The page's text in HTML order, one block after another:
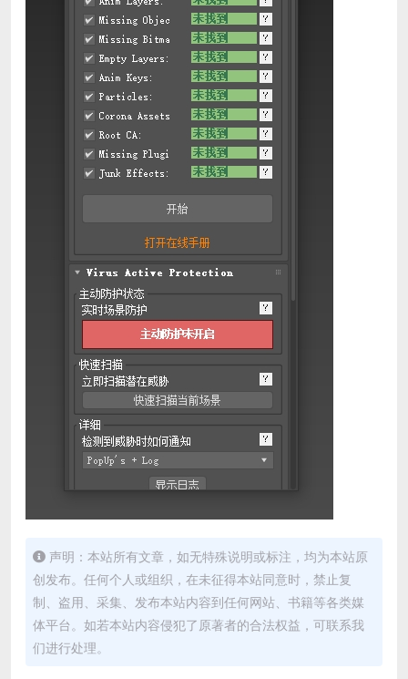
声明：本站所有文章，如无特殊说明或标注，均为本站原
创发布。任何个人或组织，在未征得本站同意时，禁止复
制、盗用、采集、发布本站内容到任何网站、书籍等各类媒
体平台。如若本站内容侵犯了原著者的合法权益，可联系我
们进行处理。